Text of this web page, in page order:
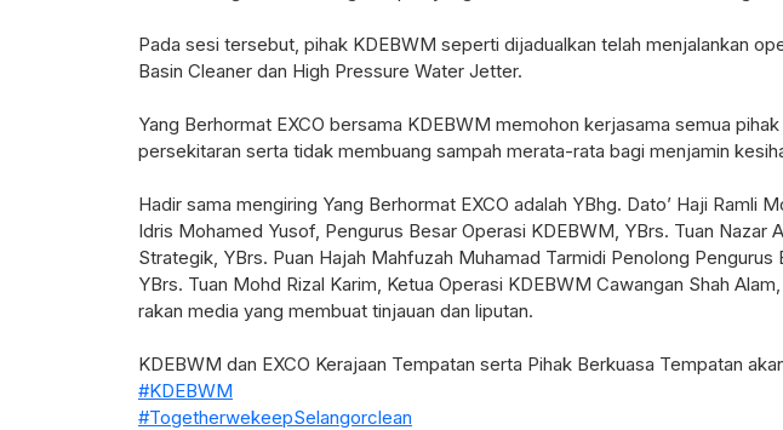
Pada sesi tersebut, pihak KDEBWM seperti dijadualkan telah menjalankan
Basin Cleaner dan High Pressure Water Jetter.
Yang Berhormat EXCO bersama KDEBWM memohon kerjasama semua
persekitaran serta tidak membuang sampah merata-rata bagi menjamin
Hadir sama mengiring Yang Berhormat EXCO adalah YBhg. Dato’ Haji Ramli
Idris Mohamed Yusof, Pengurus Besar Operasi KDEBWM, YBrs. Tuan
Strategik, YBrs. Puan Hajah Mahfuzah Muhamad Tarmidi Penolong
YBrs. Tuan Mohd Rizal Karim, Ketua Operasi KDEBWM Cawangan Shah
rakan media yang membuat tinjauan dan liputan.
KDEBWM dan EXCO Kerajaan Tempatan serta Pihak Berkuasa Tempatan
#KDEBWM
#TogetherwekeepSelangorclean